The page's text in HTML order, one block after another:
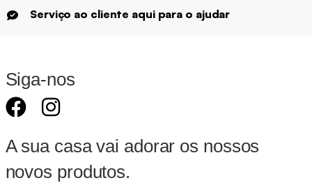
Serviço ao cliente aqui para o ajudar
Siga-nos
A sua casa vai adorar os nossos
novos produtos.